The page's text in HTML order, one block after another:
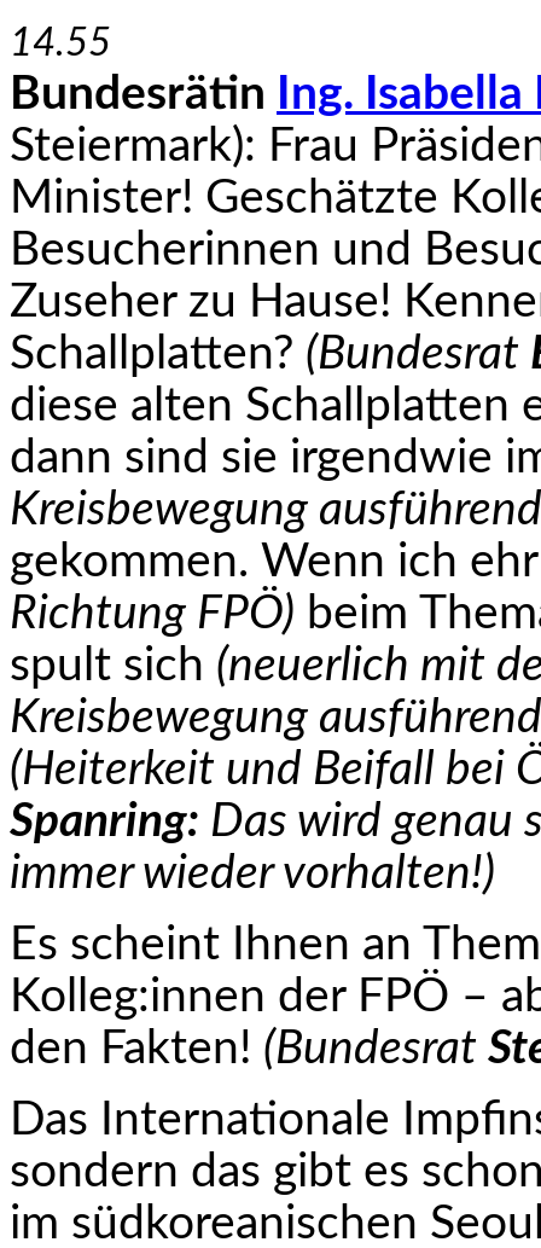
14.55
Bundesrätin
Ing.
Steiermark): Frau
Minister! Geschätzte
Besucherinnen und
Zuseher zu Hause!
Schallplatten? (Bundesrat
diese alten Schallplatten
dann sind sie irgendwie
Kreisbewegung
gekommen. Wenn ich
Richtung FPÖ) beim
spult sich (neuerlich mit
Kreisbewegung
(Heiterkeit und Beifall bei
Spanring: Das wird genau
immer wieder vorhalten!)
Es scheint Ihnen an
Kolleg:innen der FPÖ –
den Fakten! (Bundesrat
Das Internationale
sondern das gibt es
im südkoreanischen